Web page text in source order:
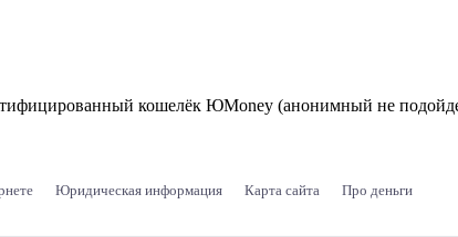
кошелёк ЮMoney (анонимный не
Юридическая информация Карта сайта Про деньги